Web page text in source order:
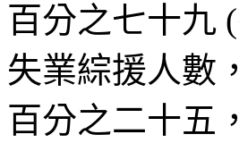
百分之七十九
失業綜援人數
百分之二十五